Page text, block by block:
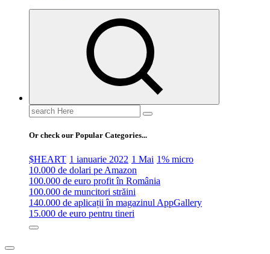
Search
for:
Or check our Popular Categories...
$HEART 1 ianuarie 2022 1 Mai 1% micro
10.000 de dolari pe Amazon
100.000 de euro profit în România
100.000 de muncitori străini
140.000 de aplicații în magazinul AppGallery
15.000 de euro pentru tineri